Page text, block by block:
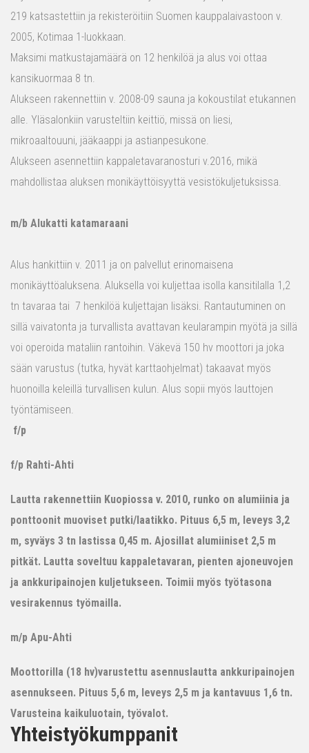
219 katsastettiin ja rekisteröitiin Suomen kauppalaivastoon v.
2005, Kotimaa 1-luokkaan.
Maksimi matkustajamäärä on 12 henkilöä ja alus voi ottaa
kansikuormaa 8 tn.
Alukseen rakennettiin v. 2008-09 sauna ja kokoustilat etukannen
alle. Yläsalonkiin varusteltiin keittiö, missä on liesi,
mikroaaltouuni, jääkaappi ja astianpesukone.
Alukseen asennettiin kappaletavaranosturi v.2016, mikä
mahdollistaa aluksen monikäyttöisyyttä vesistökuljetuksissa.
m/b Alukatti katamaraani
Alus hankittiin v. 2011 ja on palvellut erinomaisena
monikäyttöaluksena. Aluksella voi kuljettaa isolla kansitilalla 1,2
tn tavaraa tai 7 henkilöä kuljettajan lisäksi. Rantautuminen on
sillä vaivatonta ja turvallista avattavan keularampin myötä ja sillä
voi operoida mataliin rantoihin. Väkevä 150 hv moottori ja joka
sään varustus (tutka, hyvät karttaohjelmat) takaavat myös
huonoilla keleillä turvallisen kulun. Alus sopii myös lauttojen
työntämiseen.
f/p
f/p Rahti-Ahti
Lautta rakennettiin Kuopiossa v. 2010, runko on alumiinia ja
ponttoonit muoviset putki/laatikko. Pituus 6,5 m, leveys 3,2
m, syväys 3 tn lastissa 0,45 m. Ajosillat alumiiniset 2,5 m
pitkät. Lautta soveltuu kappaletavaran, pienten ajoneuvojen
ja ankkuripainojen kuljetukseen. Toimii myös työtasona
vesirakennus työmailla.
m/p Apu-Ahti
Moottorilla (18 hv)varustettu asennuslautta ankkuripainojen
asennukseen. Pituus 5,6 m, leveys 2,5 m ja kantavuus 1,6 tn.
Varusteina kaikuluotain, työvalot.
Yhteistyökumppanit